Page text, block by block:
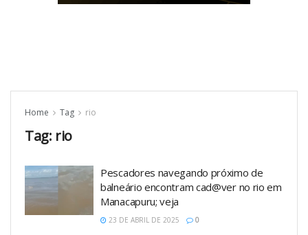
Home Tag rio
Tag: rio
Pescadores navegando próximo de
balneário encontram cad@ver no rio em
Manacapuru; veja
23 DE ABRIL DE 2025 0